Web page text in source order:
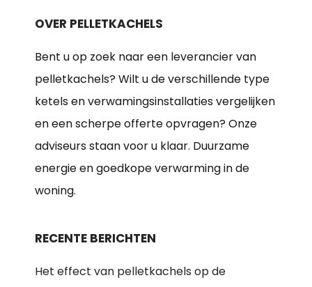
OVER PELLETKACHELS
Bent u op zoek naar een leverancier van
pelletkachels? Wilt u de verschillende type
ketels en verwamingsinstallaties vergelijken
en een scherpe offerte opvragen? Onze
adviseurs staan voor u klaar. Duurzame
energie en goedkope verwarming in de
woning.
RECENTE BERICHTEN
Het effect van pelletkachels op de